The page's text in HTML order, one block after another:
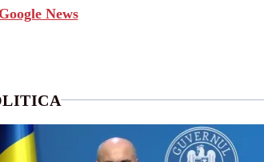
Google News